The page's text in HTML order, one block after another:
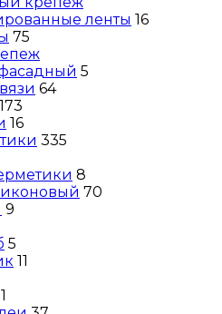
ленты 16
75
5
64
173
16
335
8
70
9
5
11
1